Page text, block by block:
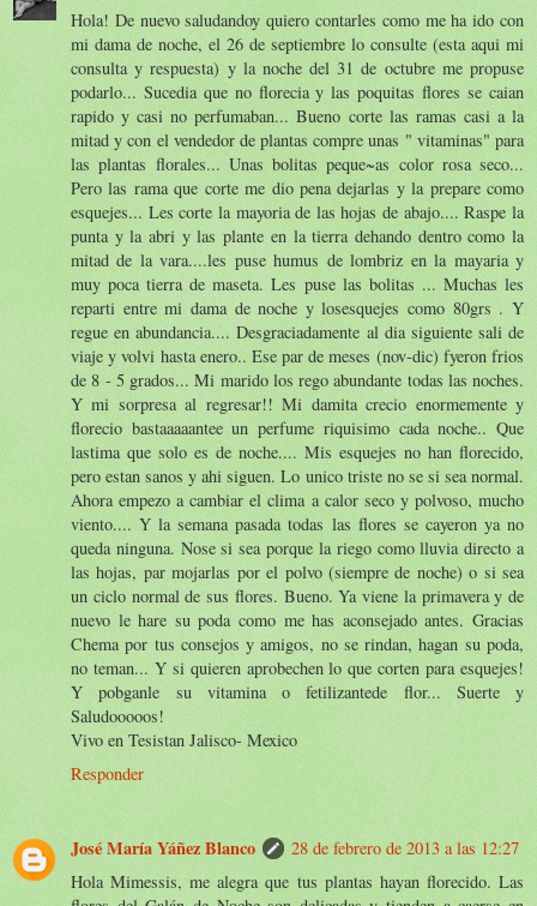
Hola! De nuevo saludandoy quiero contarles como me ha ido con
mi dama de noche, el 26 de septiembre lo consulte (esta aqui mi
consulta y respuesta) y la noche del 31 de octubre me propuse
podarlo... Sucedia que no florecia y las poquitas flores se caian
rapido y casi no perfumaban... Bueno corte las ramas casi a la
mitad y con el vendedor de plantas compre unas " vitaminas" para
las plantas florales... Unas bolitas peque~as color rosa seco...
Pero las rama que corte me dio pena dejarlas y la prepare como
esquejes... Les corte la mayoria de las hojas de abajo.... Raspe la
punta y la abri y las plante en la tierra dehando dentro como la
mitad de la vara....les puse humus de lombriz en la mayaria y
muy poca tierra de maseta. Les puse las bolitas ... Muchas les
reparti entre mi dama de noche y losesquejes como 80grs . Y
regue en abundancia.... Desgraciadamente al dia siguiente sali de
viaje y volvi hasta enero.. Ese par de meses (nov-dic) fyeron frios
de 8 - 5 grados... Mi marido los rego abundante todas las noches.
Y mi sorpresa al regresar!! Mi damita crecio enormemente y
florecio bastaaaaantee un perfume riquisimo cada noche.. Que
lastima que solo es de noche.... Mis esquejes no han florecido,
pero estan sanos y ahi siguen. Lo unico triste no se si sea normal.
Ahora empezo a cambiar el clima a calor seco y polvoso, mucho
viento.... Y la semana pasada todas las flores se cayeron ya no
queda ninguna. Nose si sea porque la riego como lluvia directo a
las hojas, par mojarlas por el polvo (siempre de noche) o si sea
un ciclo normal de sus flores. Bueno. Ya viene la primavera y de
nuevo le hare su poda como me has aconsejado antes. Gracias
Chema por tus consejos y amigos, no se rindan, hagan su poda,
no teman... Y si quieren aprobechen lo que corten para esquejes!
Y pobganle su vitamina o fetilizantede flor... Suerte y
Saludooooos!
Vivo en Tesistan Jalisco- Mexico
Responder
José María Yáñez Blanco
28 de febrero de 2013 a las 12:27
Hola Mimessis, me alegra que tus plantas hayan florecido. Las